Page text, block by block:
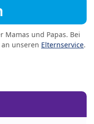
und Papas. Bei
unseren Elternservice.